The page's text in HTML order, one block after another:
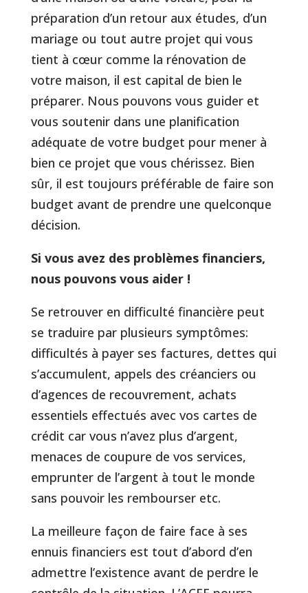
préparation d’un retour aux études, d’un
mariage ou tout autre projet qui vous
tient à cœur comme la rénovation de
votre maison, il est capital de bien le
préparer. Nous pouvons vous guider et
vous soutenir dans une planification
adéquate de votre budget pour mener à
bien ce projet que vous chérissez. Bien
sûr, il est toujours préférable de faire son
budget avant de prendre une quelconque
décision.
Si vous avez des problèmes financiers,
nous pouvons vous aider !
Se retrouver en difficulté financière peut
se traduire par plusieurs symptômes:
difficultés à payer ses factures, dettes qui
s’accumulent, appels des créanciers ou
d’agences de recouvrement, achats
essentiels effectués avec vos cartes de
crédit car vous n’avez plus d’argent,
menaces de coupure de vos services,
emprunter de l’argent à tout le monde
sans pouvoir les rembourser etc.
La meilleure façon de faire face à ses
ennuis financiers est tout d’abord d’en
admettre l’existence avant de perdre le